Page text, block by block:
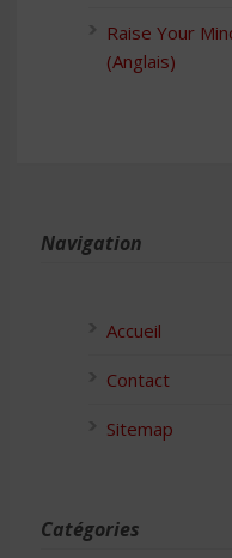
Raise Your
(Anglais)
Navigation
Accueil
Contact
Sitemap
Catégories